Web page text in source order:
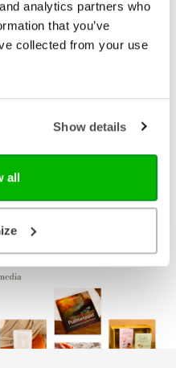
analytics partners who
that you’ve
collected from your use
Show details
all
€ 20,-